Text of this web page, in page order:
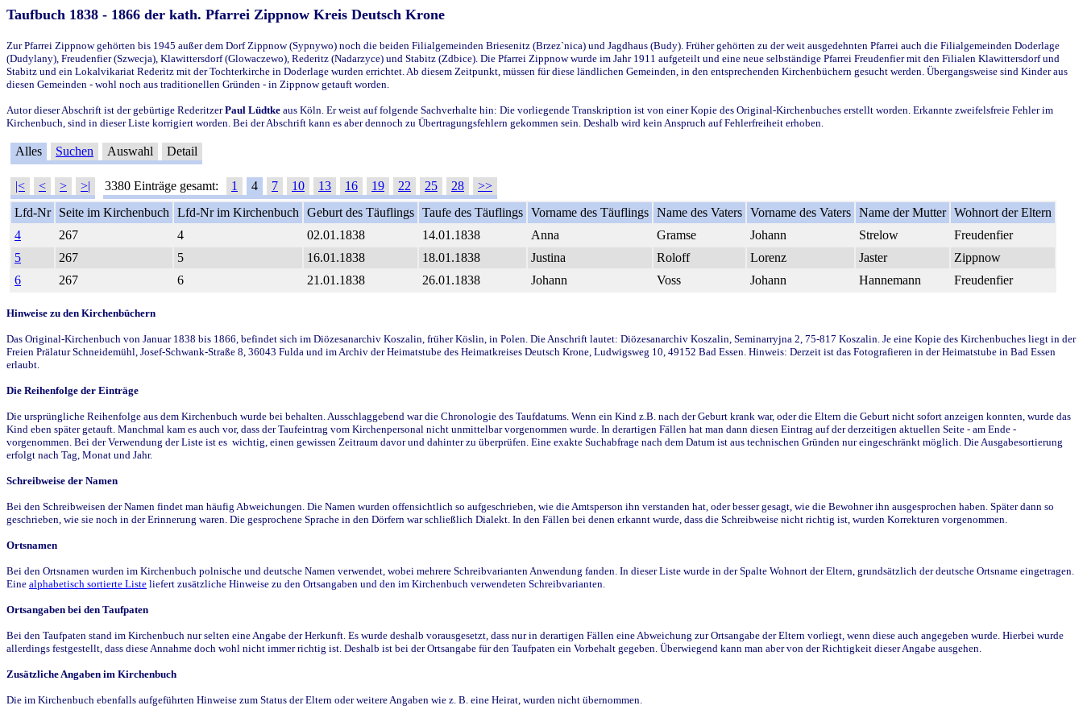
Taufbuch 1838 - 1866 der kath. Pfarrei Zippnow Kreis Deutsch Krone
Zur Pfarrei Zippnow gehörten bis 1945 außer dem Dorf Zippnow (Sypnywo) noch die beiden Filialgemeinden Briesenitz (Brzez`nica) und Jagdhaus (Budy). Früher gehörten zu der weit ausgedehnten Pfarrei auch die Filialgemeinden Doderlage
(Dudylany), Freudenfier (Szwecja), Klawittersdorf (Glowaczewo), Rederitz (Nadarzyce) und Stabitz (Zdbice). Die Pfarrei Zippnow wurde im Jahr 1911 aufgeteilt und eine neue selbständige Pfarrei Freudenfier mit den Filialen Klawittersdorf und
Stabitz und ein Lokalvikariat Rederitz mit der Tochterkirche in Doderlage wurden errichtet. Ab diesem Zeitpunkt, müssen für diese ländlichen Gemeinden, in den entsprechenden Kirchenbüchern gesucht werden. Übergangsweise sind Kinder aus
diesen Gemeinden - wohl noch aus traditionellen Gründen - in Zippnow getauft worden.
Autor dieser Abschrift ist der gebürtige RederitzerPaul Lüdtke aus Köln. Er weist auf folgende Sachverhalte hin: Die vorliegende Transkription ist von einer Kopie des Original-Kirchenbuches erstellt worden. Erkannte zweifelsfreie Fehler im
Kirchenbuch, sind in dieser Liste korrigiert worden. Bei der Abschrift kann es aber dennoch zu Übertragungsfehlern gekommen sein. Deshalb wird kein Anspruch auf Fehlerfreiheit erhoben.
Alles Suchen Auswahl Detail
|< < > >| 3380 Einträge gesamt: 1 4 7 10 13 16 19 22 25 28
>>
Lfd-Nr
Seite im Kirchenbuch Lfd-Nr im Kirchenbuch Geburt des Täuflings Taufe des Täuflings Vorname des Täuflings Name des Vaters Vorname des Vaters Name der Mutter Wohnort der Eltern
4
267 4 02.01.1838 14.01.1838 Anna Gramse Johann Strelow
Freudenfier
5
267 5 16.01.1838 18.01.1838 Justina Roloff Lorenz Jaster
Zippnow
6
267 6 21.01.1838 26.01.1838 Johann Voss Johann Hannemann Freudenfier
Hinweise zu den Kirchenbüchern
Das Original-Kirchenbuch von Januar 1838 bis 1866, befindet sich im Diözesanarchiv Koszalin, früher Köslin, in Polen. Die Anschrift lautet: Diözesanarchiv Koszalin, Seminarryjna 2, 75-817 Koszalin. Je eine Kopie des Kirchenbuches liegt in der
Freien Prälatur Schneidemühl, Josef-Schwank-Straße 8, 36043 Fulda und im Archiv der Heimatstube des Heimatkreises Deutsch Krone, Ludwigsweg 10, 49152 Bad Essen. Hinweis: Derzeit ist das Fotografieren in der Heimatstube in Bad Essen
erlaubt.
Die Reihenfolge der Einträge
Die ursprüngliche Reihenfolge aus dem Kirchenbuch wurde bei behalten. Ausschlaggebend war die Chronologie des Taufdatums. Wenn ein Kind z.B. nach der Geburt krank war, oder die Eltern die Geburt nicht sofort anzeigen konnten, wurde das
Kind eben später getauft. Manchmal kam es auch vor, dass der Taufeintrag vom Kirchenpersonal nicht unmittelbar vorgenommen wurde. In derartigen Fällen hat man dann diesen Eintrag auf der derzeitigen aktuellen Seite - am Ende -
vorgenommen. Bei der Verwendung der Liste ist es wichtig, einen gewissen Zeitraum davor und dahinter zu überprüfen. Eine exakte Suchabfrage nach dem Datum ist aus technischen Gründen nur eingeschränkt möglich. Die Ausgabesortierung
erfolgt nach Tag, Monat und Jahr.
Schreibweise der Namen
Bei den Schreibweisen der Namen findet man häufig Abweichungen. Die Namen wurden offensichtlich so aufgeschrieben, wie die Amtsperson ihn verstanden hat, oder besser gesagt, wie die Bewohner ihn ausgesprochen haben. Später dann so
geschrieben, wie sie noch in der Erinnerung waren. Die gesprochene Sprache in den Dörfern war schließlich Dialekt. In den Fällen bei denen erkannt wurde, dass die Schreibweise nicht richtig ist, wurden Korrekturen vorgenommen.
Ortsnamen
Bei den Ortsnamen wurden im Kirchenbuch polnische und deutsche Namen verwendet, wobei mehrere Schreibvarianten Anwendung fanden. In dieser Liste wurde in der Spalte Wohnort der Eltern, grundsätzlich der deutsche Ortsname eingetragen.
Eine alphabetisch sortierte Liste liefert zusätzliche Hinweise zu den Ortsangaben und den im Kirchenbuch verwendeten Schreibvarianten.
Ortsangaben bei den Taufpaten
Bei den Taufpaten stand im Kirchenbuch nur selten eine Angabe der Herkunft. Es wurde deshalb vorausgesetzt, dass nur in derartigen Fällen eine Abweichung zur Ortsangabe der Eltern vorliegt, wenn diese auch angegeben wurde. Hierbei wurde
allerdings festgestellt, dass diese Annahme doch wohl nicht immer richtig ist. Deshalb ist bei der Ortsangabe für den Taufpaten ein Vorbehalt gegeben. Überwiegend kann man aber von der Richtigkeit dieser Angabe ausgehen.
Zusätzliche Angaben im Kirchenbuch
Die im Kirchenbuch ebenfalls aufgeführten Hinweise zum Status der Eltern oder weitere Angaben wie z. B. eine Heirat, wurden nicht übernommen.